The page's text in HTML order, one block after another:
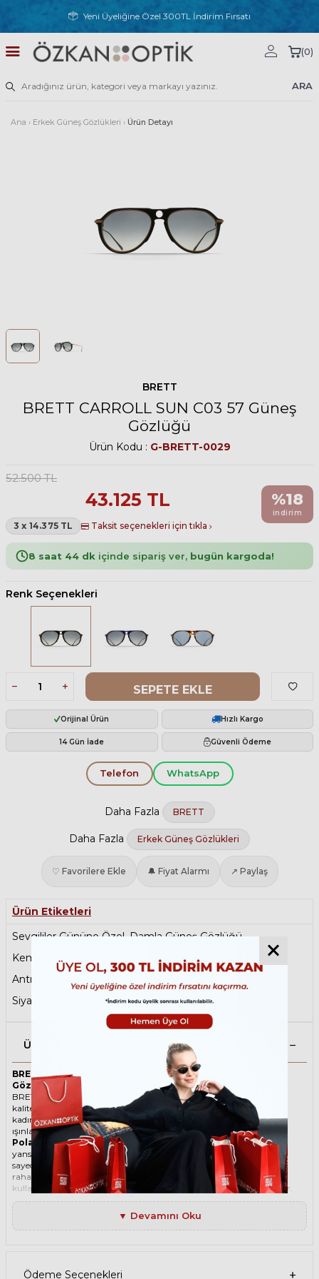
Yeni Üyeliğine Özel 300TL İndirim Fırsatı
ARA
(0)
Ana › Erkek Güneş Gözlükleri › Ürün Detayı
BRETT
BRETT CARROLL SUN C03 57 Güneş
Gözlüğü
Ürün Kodu : G-BRETT-0029
52.500TL
43.125 TL
3 x 14.375 TL Taksit seçenekleri için tıkla
%18
indirim
8 saat 44 dk içinde sipariş ver, bugün kargoda!
Renk Seçenekleri
SEPETE EKLE
Orijinal Ürün Hızlı Kargo
14 Gün İade Güvenli Ödeme
Telefon WhatsApp
Daha Fazla BRETT
Daha Fazla Erkek Güneş Gözlükleri
♡ Favorilere Ekle 🔔 Fiyat Alarmı ↗ Paylaş
Ürün Etiketleri
Sevgililer Gününe Özel,Damla Güneş Gözlüğü,
Kemik Güneş Gözlüğü
Degrade Güneş Gözlüğü
Antrefleli Güneş Gözlüğü
Siyah Güneş Gözlüğü,Sene Sonu Fırsatları
Ürün Açıklaması
BRETT CARROLL SUN C03 57 Polarize Siyah Unisex Güneş
Gözlüğü
BRETT ikonik Damla Asetat-Titanyum güneş gözlüğü, tarzı ve
kaliteli malzemesi ile göz alıcı bir aksesuar. Hem erkekler hem de
kadınlar için uygun olan bu güneş gözlüğü, güneşin zararlı
ışınlarından korunmanızı sağlarken, stilinizi de yansıtır.
Polarize güneş gözlüğü
, güneş ışınlarının yatay yüzeylerden
yansımasını engelleyen özel bir filtre içeren bir gözlük türüdür. Bu
sayede, gözlerinizin parlama, yansıma, kamaşma gibi
rahatsızlıklardan korunmasını sağlar. Polarize güneş gözlüğü
kullanmak, hem görüş kalitenizi artırır hem de göz sağlığınızı korur.
Degradeli güneş gözlüğü, camın üst kısmının koyu, alt kısmının
ise açık renkli olduğu bir güneş gözlüğü türüdür. Bu sayede, hem
güneş ışınlarının yüzünüze çarpmasını engeller hem de alt kısımdan
gelen ışığı daha net görmenizi sağlar. Degradeli güneş gözlüğü
• BRETT CARROLL SUN C03 57 Polarize Siyah Unisex güneş
▼ Devamını Oku
Ödeme Seçenekleri